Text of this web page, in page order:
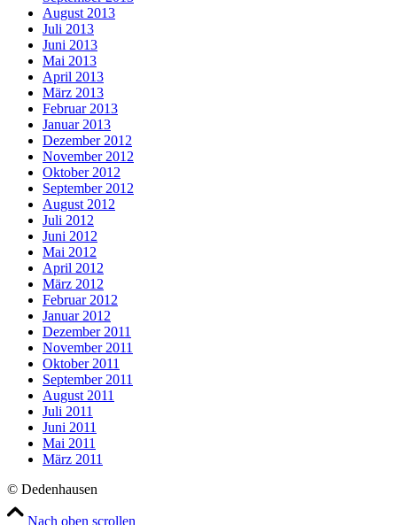
August 2013
Juli 2013
Juni 2013
Mai 2013
April 2013
März 2013
Februar 2013
Januar 2013
Dezember 2012
November 2012
Oktober 2012
September 2012
August 2012
Juli 2012
Juni 2012
Mai 2012
April 2012
März 2012
Februar 2012
Januar 2012
Dezember 2011
November 2011
Oktober 2011
September 2011
August 2011
Juli 2011
Juni 2011
Mai 2011
März 2011
© Dedenhausen
Nach oben scrollen